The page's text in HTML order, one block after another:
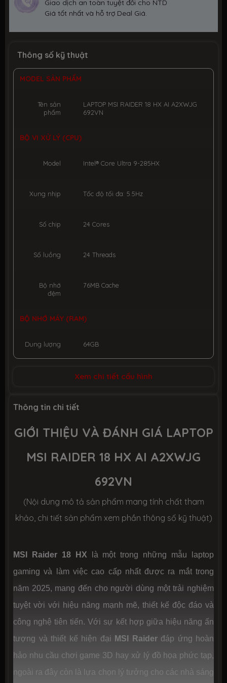
Giao dịch an toàn tuyệt đối cho NTD
Giá tốt nhất và hỗ trợ Deal Giá.
Thông số kỹ thuật
MODEL SẢN PHẨM
Tên sản
phẩm
LAPTOP MSI RAIDER 18 HX AI A2XWJG
692VN
BỘ VI XỬ LÝ (CPU)
Model Intel® Core Ultra 9-285HX
Xung nhịp Tốc độ tối đa: 5.5Hz
Số chip 24 Cores
Số luồng 24 Threads
Bộ nhớ
đệm
76MB Cache
BỘ NHỚ MÁY (RAM)
Dung lượng 64GB
DDR5 6400MHz
Số slot
Ổ CỨNG LƯU TRỮ (SSD)
Dung lượng SSD 4TB M.2
PCIe Gen4, Gen5
Số slot 2 slot
VGA tích
hợp
Intel® Graphics
VGA
dụng
VGA Nvidia GeForce RTX 5090 16GB
Kích thước 18.0 inch (16:10)
Xem chi tiết cấu hình
Thông tin chi tiết
GIỚI THIỆU VÀ ĐÁNH GIÁ LAPTOP
MSI RAIDER 18 HX AI A2XWJG
692VN
(Nội dung mô tả sản phẩm mang tính chất tham
khảo, chi tiết sản phẩm xem phần thông số kỹ thuật)
MSI Raider 18 HX là một trong những mẫu laptop
gaming và làm việc cao cấp nhất được ra mắt trong
năm 2025, mang đến cho người dùng một trải nghiệm
tuyệt vời với hiệu năng mạnh mẽ, thiết kế độc đáo và
công nghệ tiên tiến. Với sự kết hợp giữa hiệu năng ấn
tượng và thiết kế hiện đại MSI Raiderđáp ứng hoàn
hảo nhu cầu chơi game 3D hay xử lý đồ họa phức tạp,
ngoài ra đây còn là lựa chọn lý tưởng cho các nhà sáng